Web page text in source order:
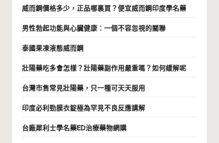
威而鋼價格多少，正品哪裏買？便宜威而鋼印度學名藥
男性勃起功能與心臟健康：一個不容忽視的關聯
泰國果凍液態威而鋼
壯陽藥吃多會怎樣？壯陽藥副作用嚴重嗎？如何緩解呢
台灣市售常見壯陽藥，只一種可天天服用
印度必利勁膜衣錠極為罕見不良反應講解
台廠犀利士學名藥ED治療藥物網購